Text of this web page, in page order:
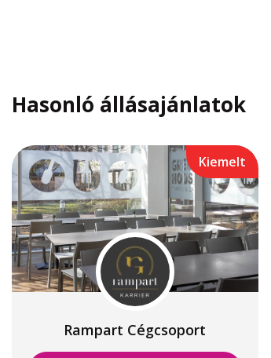
Hasonló állásajánlatok
Kiemelt
Rampart Cégcsoport